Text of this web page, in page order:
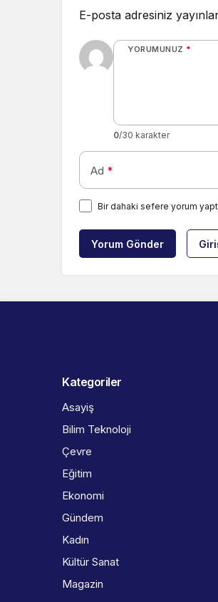
E-posta adresiniz
YORUMUNUZ *
0/30 karakter
Ad *
Bir dahaki sefere yorum
Yorum Gönder
Kategoriler
Asayiş
Bilim Teknoloji
Çevre
Eğitim
Ekonomi
Gündem
Kadın
Kültür Sanat
Magazin